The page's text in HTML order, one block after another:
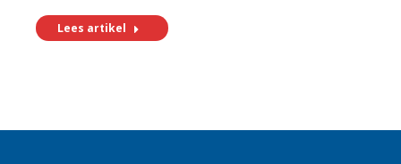
Lees artikel